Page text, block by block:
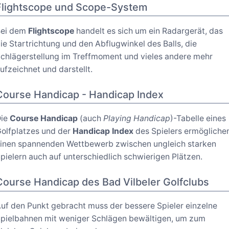
und Scope-System
dem Flightscope handelt es sich um ein Radargerät, das
Startrichtung und den Abflugwinkel des Balls, die
im Treffmoment und vieles andere mehr
und darstellt.
Handicap - Handicap Index
Course Handicap (auchPlaying Handicap)-Tabelle eines
und der Handicap Index des Spielers
spannenden Wettbewerb zwischen ungleich starken
auch auf unterschiedlich schwierigen Plätzen.
Handicap des Bad Vilbeler Golfclubs
den Punkt gebracht muss der bessere Spieler einzelne
mit weniger Schlägen bewältigen, um zum